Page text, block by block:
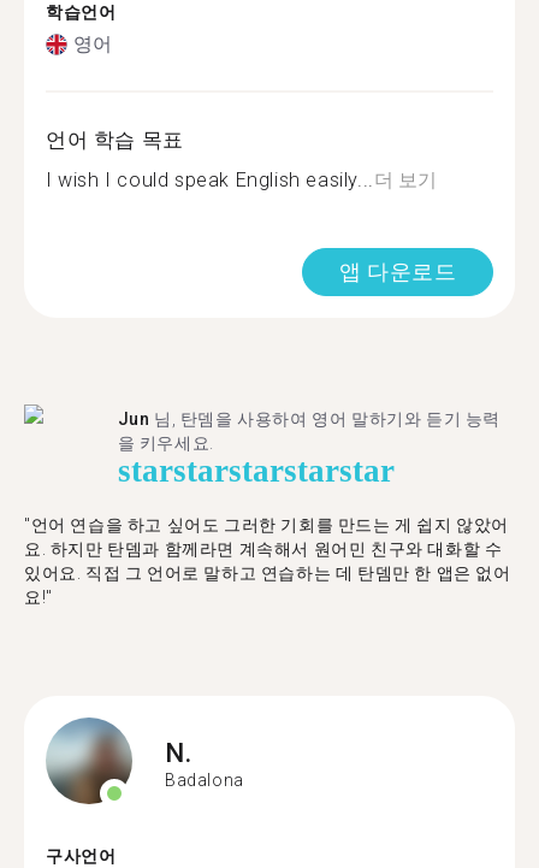
학습언어
영어
언어 학습 목표
I wish I could speak English easily...더 보기
앱 다운로드
Jun 님, 탄뎀을 사용하여 영어 말하기와 듣기 능력
을 키우세요.
starstarstarstarstar
"언어 연습을 하고 싶어도 그러한 기회를 만드는 게 쉽지 않았어
요. 하지만 탄뎀과 함께라면 계속해서 원어민 친구와 대화할 수
있어요. 직접 그 언어로 말하고 연습하는 데 탄뎀만 한 앱은 없어
요!"
N.
Badalona
구사언어